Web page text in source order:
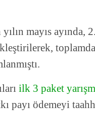
mayıs ayında,
ilk 3 paket
payı ödemeyi